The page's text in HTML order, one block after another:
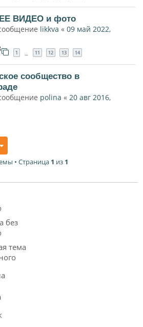
ВИДЕО и фото
likkva « 09 май 2022,
1 … 11 12 13 14
сообщество в
polina « 20 авг 2016,
• Страница 1 из 1
без
тема